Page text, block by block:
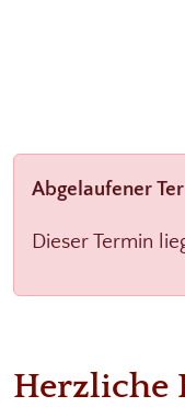
Abgelaufener
Dieser Termin
Herzliche